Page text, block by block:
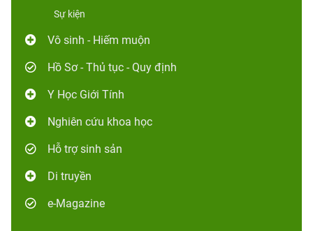
Sự kiện
Vô sinh - Hiếm muộn
Hồ Sơ - Thủ tục - Quy định
Y Học Giới Tính
Nghiên cứu khoa học
Hỗ trợ sinh sản
Di truyền
e-Magazine